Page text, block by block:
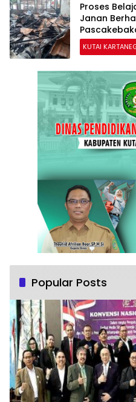
Proses
Janan
KUTAI
Popular Posts